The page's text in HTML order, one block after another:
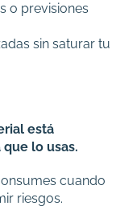
o previsiones
sin saturar tu
está
lo usas.
cuando
riesgos.